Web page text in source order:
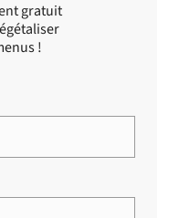
gratuit
!